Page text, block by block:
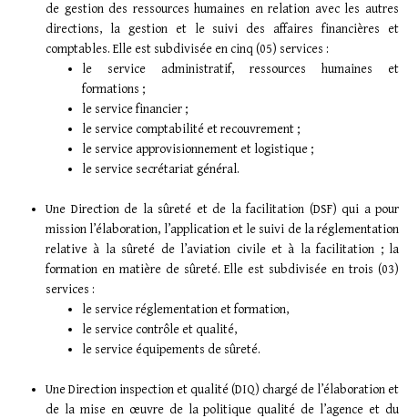
de gestion des ressources humaines en relation avec les autres
directions, la gestion et le suivi des affaires financières et
comptables. Elle est subdivisée en cinq (05) services :
le service administratif, ressources humaines et
formations ;
le service financier ;
le service comptabilité et recouvrement ;
le service approvisionnement et logistique ;
le service secrétariat général.
Une Direction de la sûreté et de la facilitation (DSF) qui a pour
mission l’élaboration, l’application et le suivi de la réglementation
relative à la sûreté de l’aviation civile et à la facilitation ; la
formation en matière de sûreté. Elle est subdivisée en trois (03)
services :
le service réglementation et formation,
le service contrôle et qualité,
le service équipements de sûreté.
Une Direction inspection et qualité (DIQ) chargé de l’élaboration et
de la mise en œuvre de la politique qualité de l’agence et du